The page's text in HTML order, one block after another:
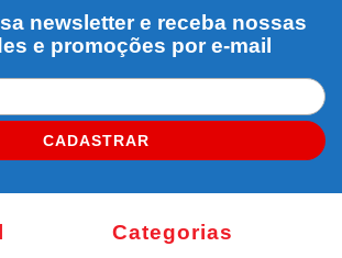
newsletter e receba nossas
e promoções por e-mail
CADASTRAR
Categorias